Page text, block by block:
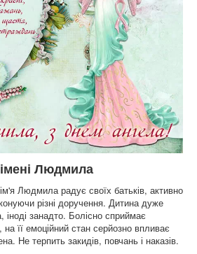
Людмила
Людмила радує своїх батьків, активно
різні доручення. Дитина дуже
іноді занадто. Болісно сприймає
її емоційний стан серйозно впливає
Не терпить закидів, повчань і наказів.